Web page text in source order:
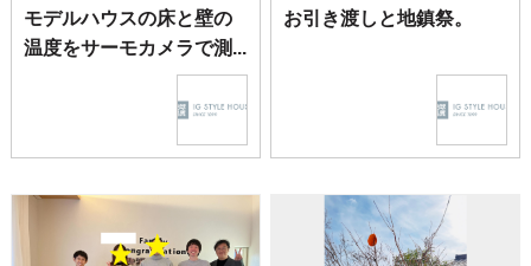
モデルハウスの床と壁の
温度をサーモカメラで測...
お引き渡しと地鎮祭。